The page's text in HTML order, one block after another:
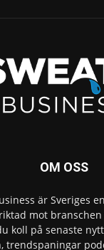
OM OSS
är Sveriges
mot
koll på senaste
trendspaningar